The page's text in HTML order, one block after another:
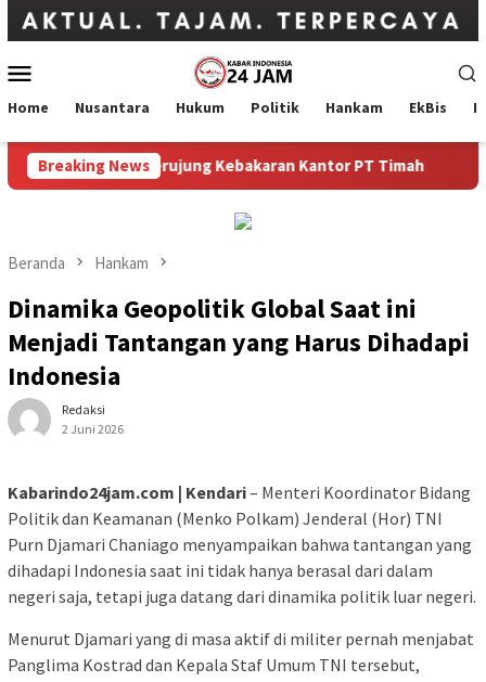
Loncat
Mobile
Home Nusantara Hukum Politik Hankam EkBis
Breaking News
Timur Berujung Kebakaran Kantor PT Timah
Beranda Hankam
Dinamika Geopolitik Global Saat ini
Menjadi Tantangan yang Harus Dihadapi
Indonesia
Redaksi
2 Juni 2026
Kabarindo24jam.com | Kendari– Menteri Koordinator Bidang
Politik dan Keamanan (Menko Polkam) Jenderal (Hor) TNI
Purn Djamari Chaniago menyampaikan bahwa tantangan yang
dihadapi Indonesia saat ini tidak hanya berasal dari dalam
negeri saja, tetapi juga datang dari dinamika politik luar negeri.
Menurut Djamari yang di masa aktif di militer pernah menjabat
Panglima Kostrad dan Kepala Staf Umum TNI tersebut,